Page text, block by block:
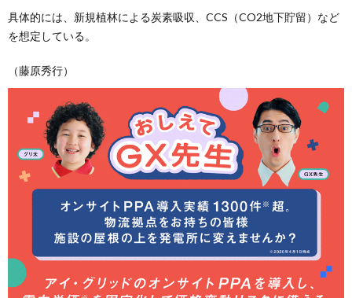
具体的には、新規植林による炭素吸収、CCS（CO2地下貯留）など
を想定している。
（藤原秀行）